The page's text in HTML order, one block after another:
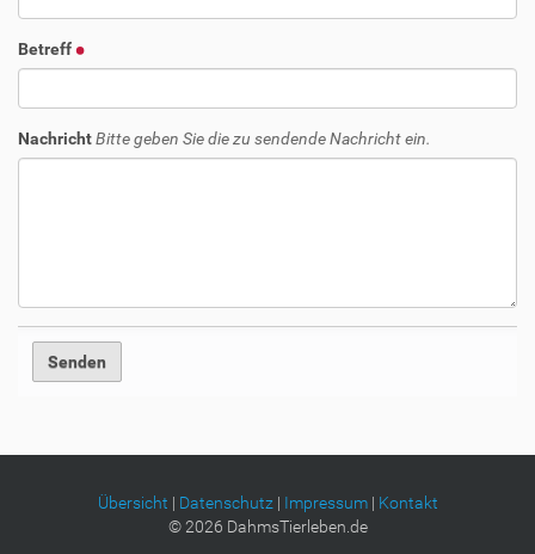
Betreff
NachrichtBitte geben Sie die zu sendende Nachricht ein.
Übersicht | Datenschutz| Impressum| Kontakt
©2026 DahmsTierleben.de